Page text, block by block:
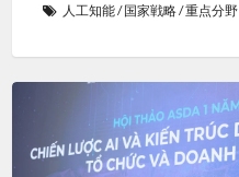
人工知能/国家戦略/重点分野